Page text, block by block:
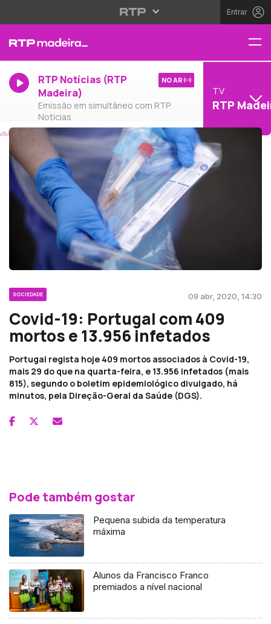
Entrar
RTP Notícias (RTP
Madeira)
Emissão em simultâneo com RTP
Notícias
NO AR
TV
RTP
SOCIEDADE 09 abr, 2020, 14:30
Covid-19: Portugal com 409
mortos e 13.956 infetados
Portugal regista hoje 409 mortos associados à Covid-19,
mais 29 do que na quarta-feira, e 13.956 infetados (mais
815), segundo o boletim epidemiológico divulgado, há
minutos, pela Direção-Geral da Saúde (DGS).
Pode também gostar
Pequena subida da temperatura
máxima
Alunos da Francisco Franco
premiados a nível nacional